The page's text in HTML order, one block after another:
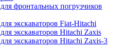
фронтальных погрузчиков
экскаваторов Fiat-Hitachi
экскаваторов Hitachi Zaxis
экскаваторов Hitachi Zaxis-3